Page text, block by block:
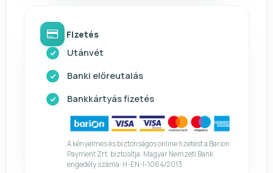
Fizetés
Utánvét
Banki előreutalás
Bankkártyás fizetés
A kényelmes és biztonságos online fizetést a Barion
Payment Zrt. biztosítja. Magyar Nemzeti Bank
engedély száma: H-EN-I-1064/2013